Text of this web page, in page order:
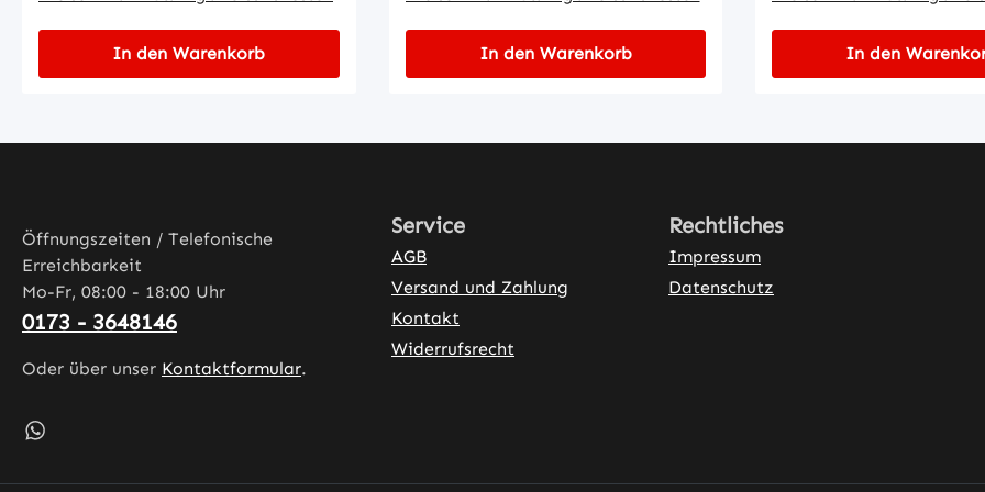
In den Warenkorb In den Warenkorb In den
Öffnungszeiten / Telefonische
Erreichbarkeit
Mo-Fr, 08:00 - 18:00 Uhr
0173 - 3648146
Oder über unser Kontaktformular.
Schreib uns auf WhatsApp – öffnet in neuem Tab (externer Link)
Service
AGB
Versand und Zahlung
Kontakt
Widerrufsrecht
Rechtliches
Impressum
Datenschutz